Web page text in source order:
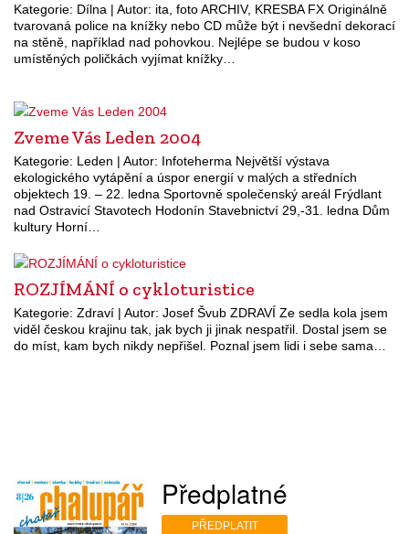
Kategorie: Dílna | Autor: ita, foto ARCHIV, KRESBA FX Originálně
tvarovaná police na knížky nebo CD může být i nevšední dekorací
na stěně, například nad pohovkou. Nejlépe se budou v koso
umístěných poličkách vyjímat knížky…
Zveme Vás Leden 2004
Kategorie: Leden | Autor: Infoteherma Největší výstava
ekologického vytápění a úspor energií v malých a středních
objektech 19. – 22. ledna Sportovně společenský areál Frýdlant
nad Ostravicí Stavotech Hodonín Stavebnictví 29,-31. ledna Dům
kultury Horní…
ROZJÍMÁNÍ o cykloturistice
Kategorie: Zdraví | Autor: Josef Švub ZDRAVÍ Ze sedla kola jsem
viděl českou krajinu tak, jak bych ji jinak nespatřil. Dostal jsem se
do míst, kam bych nikdy nepřišel. Poznal jsem lidi i sebe sama…
Předplatné
PŘEDPLATIT